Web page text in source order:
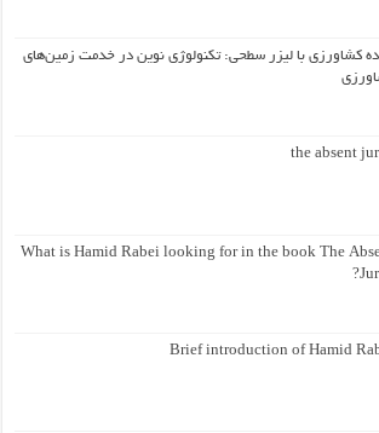
کشاورزی با لیزر سطحی: تکنولوژی نوین در خدمت زمین‌های
the absent
What is Hamid Rabei looking for in the book The
Brief introduction of Hamid